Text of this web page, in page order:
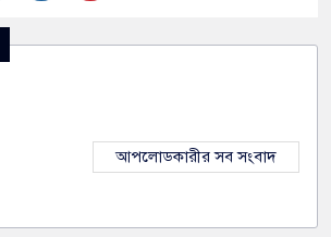
আপলোডকারীর সব সংবাদ